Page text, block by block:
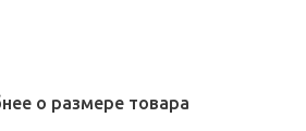
о размере товара